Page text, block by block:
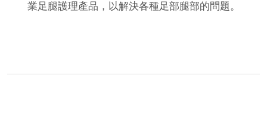
業足腿護理產品，以解決各種足部腿部的問題。